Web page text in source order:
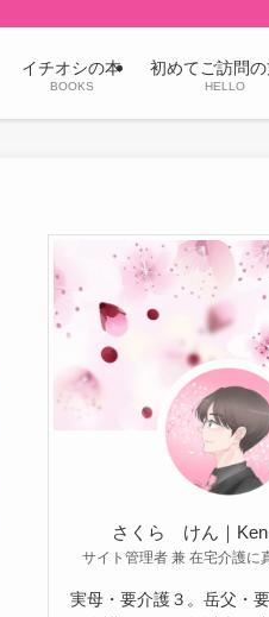
イチオシの本
BOOKS
初めてご訪問
HELLO
さくら けん｜
サイト管理者 兼 在宅介護に
実母・要介護３。岳父・